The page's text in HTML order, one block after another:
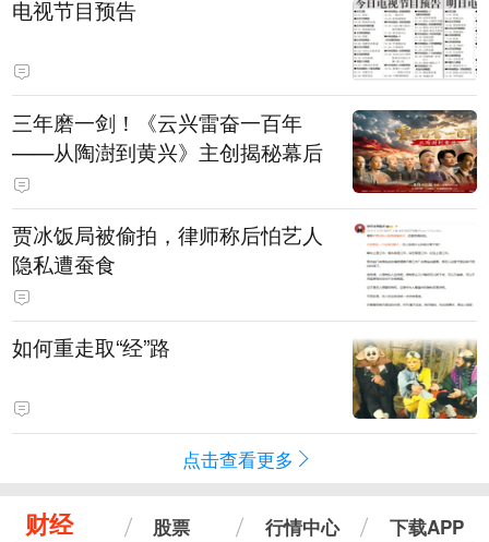
电视节目预告
三年磨一剑！《云兴雷奋一百年
——从陶澍到黄兴》主创揭秘幕后
贾冰饭局被偷拍，律师称后怕艺人
隐私遭蚕食
如何重走取“经”路
点击查看更多
财经 股票 行情中心 下载APP